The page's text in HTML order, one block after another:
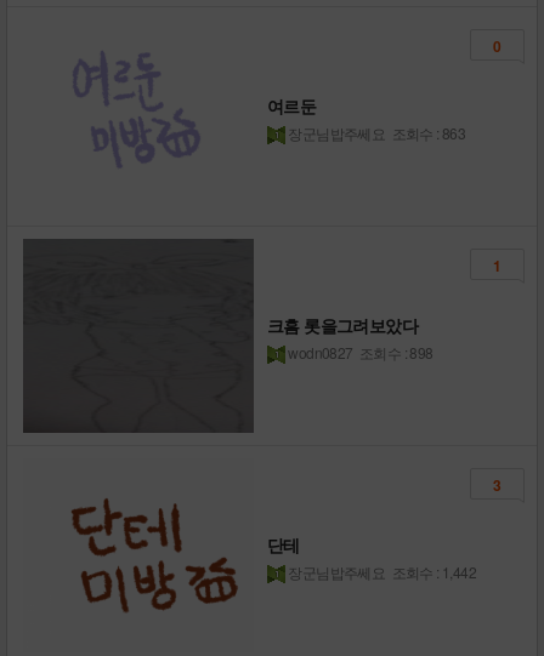
여르둔
장군님밥주쎄요 조회수 : 863
0
크흠 롯을그려보았다
wodn0827 조회수 : 898
1
단테
장군님밥주쎄요 조회수 : 1,442
3